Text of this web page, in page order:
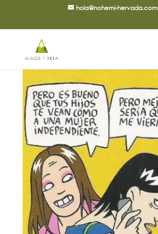
hola@nohemi-hervada.com